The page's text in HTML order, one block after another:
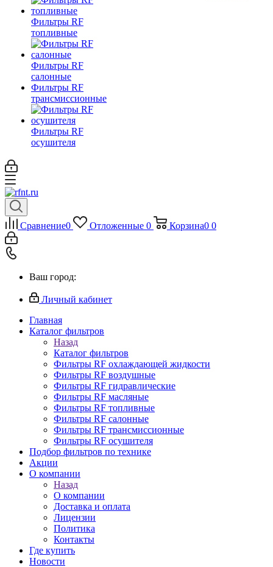
Фильтры RF
топливные
Фильтры RF
салонные
Фильтры RF
трансмиссионные
Фильтры RF
осушителя
Сравнение0 Отложенные 0 Корзина0 0
Ваш город:
Личный кабинет
Главная
Каталог фильтров
Назад
Каталог фильтров
Фильтры RF охлаждающей жидкости
Фильтры RF воздушные
Фильтры RF гидравлические
Фильтры RF масляные
Фильтры RF топливные
Фильтры RF салонные
Фильтры RF трансмиссионные
Фильтры RF осушителя
Подбор фильтров по технике
Акции
О компании
Назад
О компании
Доставка и оплата
Лицензии
Политика
Контакты
Где купить
Новости